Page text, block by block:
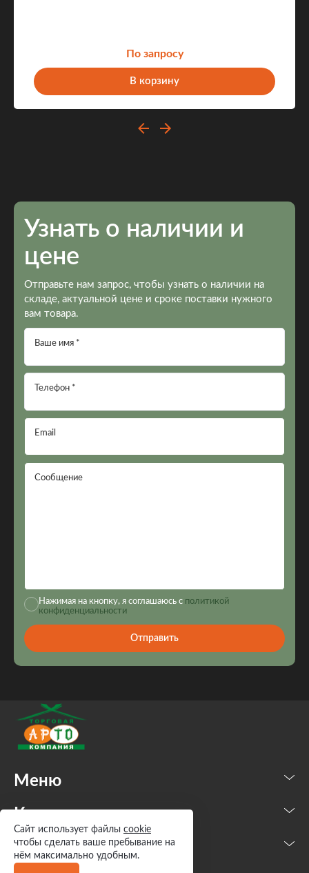
По запросу
В корзину
Узнать о наличии и
цене
Отправьте нам запрос, чтобы узнать о наличии на
складе, актуальной цене и сроке поставки нужного
вам товара.
Ваше имя *
Телефон *
Email
Сообщение
Нажимая на кнопку, я соглашаюсь с политикой
конфиденциальности
Отправить
Меню
Каталог
Контакты
Сайт использует файлы cookie
чтобы сделать ваше пребывание на
нём максимально удобным.